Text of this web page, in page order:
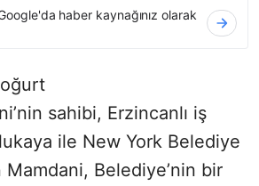
haber kaynağınız olarak
sahibi, Erzincanlı iş
ile New York Belediye
Mamdani, Belediye’nin bir